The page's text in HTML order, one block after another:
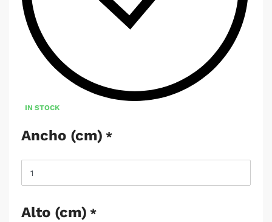
IN STOCK
Ancho (cm) *
Alto (cm) *